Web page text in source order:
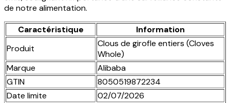
de notre alimentation.
Caractéristique
Information
Produit
Clous de girofle entiers (Cloves
Whole)
Marque
Alibaba
GTIN
8050519872234
Date limite
02/07/2026